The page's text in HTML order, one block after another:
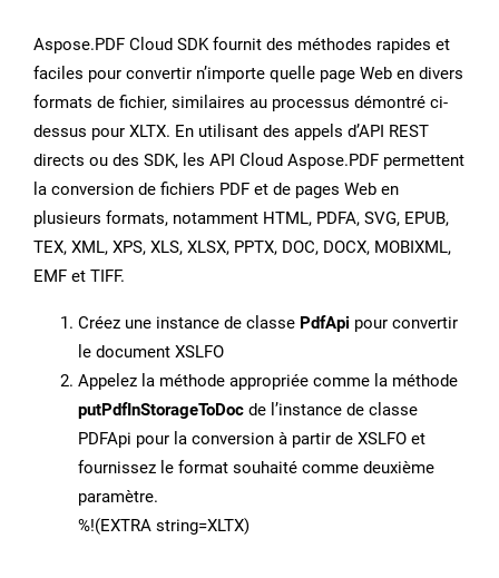
Aspose.PDF Cloud SDK fournit des méthodes rapides et
faciles pour convertir n’importe quelle page Web en divers
formats de fichier, similaires au processus démontré ci-
dessus pour XLTX. En utilisant des appels d’API REST
directs ou des SDK, les API Cloud Aspose.PDF permettent
la conversion de fichiers PDF et de pages Web en
plusieurs formats, notamment HTML, PDFA, SVG, EPUB,
TEX, XML, XPS, XLS, XLSX, PPTX, DOC, DOCX, MOBIXML,
EMF et TIFF.
Créez une instance de classe PdfApi pour convertir
le document XSLFO
Appelez la méthode appropriée comme la méthode
putPdfInStorageToDoc de l’instance de classe
PDFApi pour la conversion à partir de XSLFO et
fournissez le format souhaité comme deuxième
paramètre.
%!(EXTRA string=XLTX)